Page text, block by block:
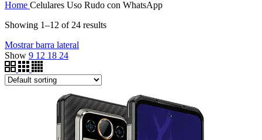
was:
Home Celulares Uso Rudo con WhatsApp
Showing 1–12 of 24 results
Mostrar barra lateral
Show 9 12 18 24